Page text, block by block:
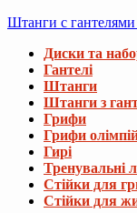
Штанги с
Диски та
Гантелі
Штанги
Штанги з
Грифи
Грифи
Гирі
Тренувальні
Стійки для
Стійки для